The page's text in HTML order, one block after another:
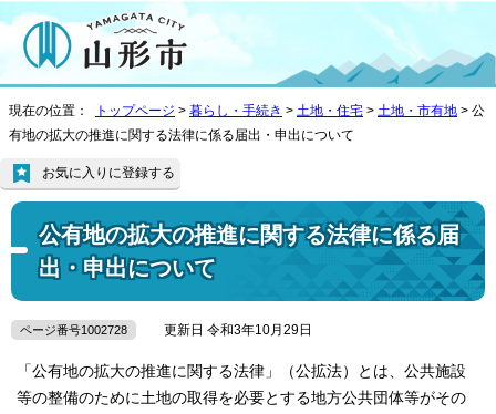
現在の位置： トップページ > 暮らし・手続き > 土地・住宅 > 土地・市有地 > 公
有地の拡大の推進に関する法律に係る届出・申出について
公有地の拡大の推進に関する法律に係る届
出・申出について
お気に入りに登録する
ページ番号1002728 更新日 令和3年10月29日
「公有地の拡大の推進に関する法律」（公拡法）とは、公共施設
等の整備のために土地の取得を必要とする地方公共団体等がその